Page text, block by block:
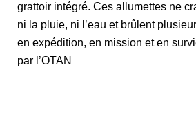
grattoir intégré. Ces allumettes ne
ni la pluie, ni l’eau et brûlent
en expédition, en mission et en
par l’OTAN